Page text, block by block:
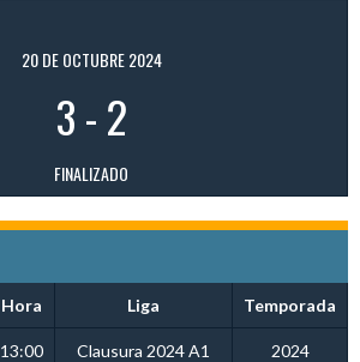
20 DE OCTUBRE 2024
3-2
FINALIZADO
Hora Liga Temporada
13:00
Clausura 2024 A1
2024